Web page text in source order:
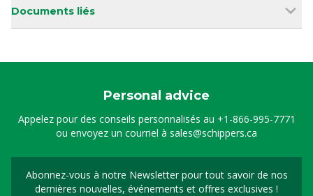
Documents liés
Personal advice
Appelez pour des conseils personnalisés au +1-866-995-7771
ou envoyez un courriel à sales@schippers.ca
Abonnez-vous à notre Newsletter pour tout savoir de nos
dernières nouvelles, événements et offres exclusives !
Sign up for our